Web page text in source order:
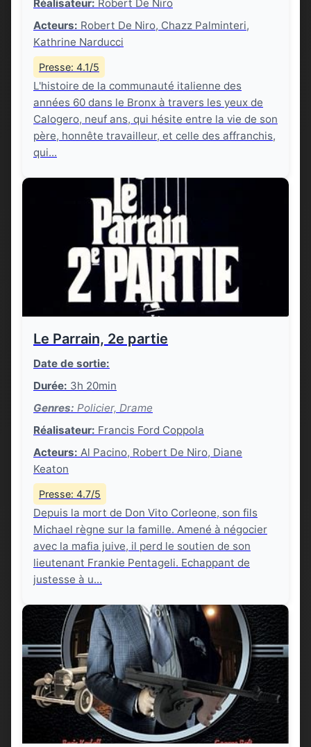
Réalisateur: Robert De Niro
Acteurs: Robert De Niro, Chazz Palminteri,
Kathrine Narducci
Presse: 4.1/5
L'histoire de la communauté italienne des
années 60 dans le Bronx à travers les yeux de
Calogero, neuf ans, qui hésite entre la vie de son
père, honnête travailleur, et celle des affranchis,
qui...
Le Parrain, 2e partie
Date de sortie:
Durée: 3h 20min
Genres: Policier, Drame
Réalisateur: Francis Ford Coppola
Acteurs: Al Pacino, Robert De Niro, Diane
Keaton
Presse: 4.7/5
Depuis la mort de Don Vito Corleone, son fils
Michael règne sur la famille. Amené à négocier
avec la mafia juive, il perd le soutien de son
lieutenant Frankie Pentageli. Echappant de
justesse à u...